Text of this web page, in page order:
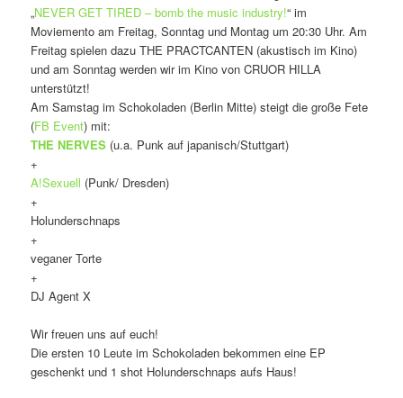
„NEVER GET TIRED – bomb the music industry!“ im
Moviemento am Freitag, Sonntag und Montag um 20:30 Uhr. Am
Freitag spielen dazu THE PRACTCANTEN (akustisch im Kino)
und am Sonntag werden wir im Kino von CRUOR HILLA
unterstützt!
Am Samstag im Schokoladen (Berlin Mitte) steigt die große Fete
(FB Event) mit:
THE NERVES (u.a. Punk auf japanisch/Stuttgart)
+
A!Sexuell (Punk/ Dresden)
+
Holunderschnaps
+
veganer Torte
+
DJ Agent X
Wir freuen uns auf euch!
Die ersten 10 Leute im Schokoladen bekommen eine EP
geschenkt und 1 shot Holunderschnaps aufs Haus!